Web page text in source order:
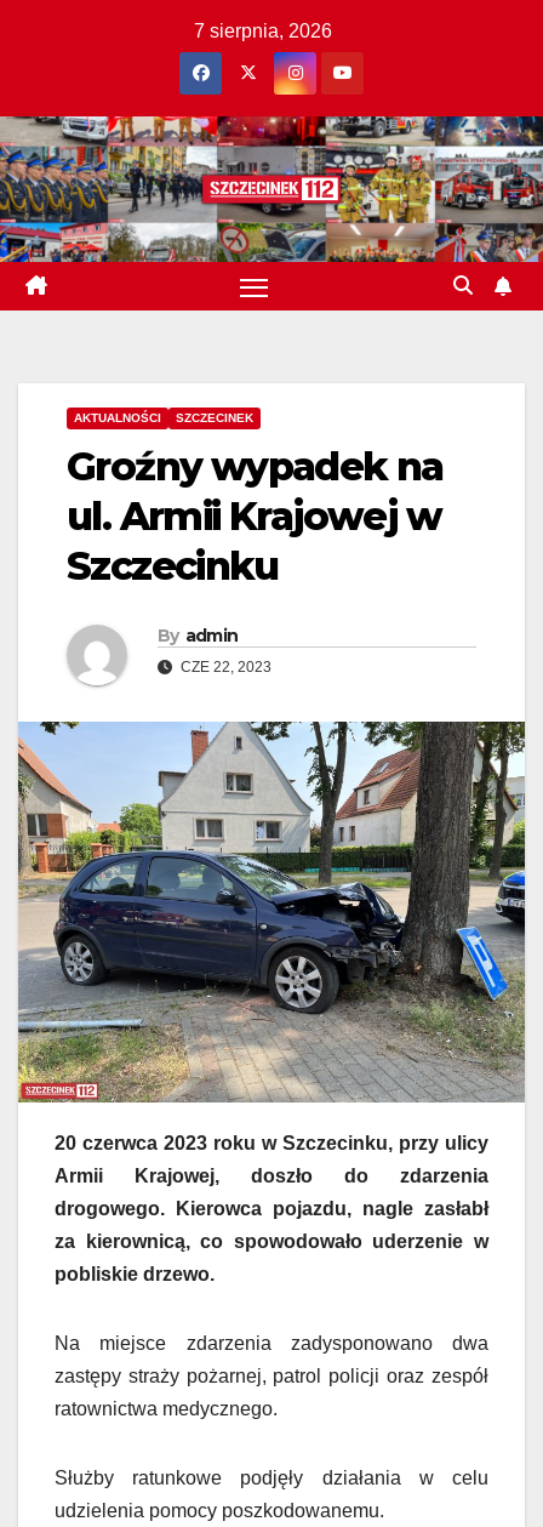
7 sierpnia, 2026
AKTUALNOŚCI SZCZECINEK
Groźny wypadek na
ul. Armii Krajowej w
Szczecinku
By admin
CZE 22, 2023
20 czerwca 2023 roku w Szczecinku, przy ulicy
Armii Krajowej, doszło do zdarzenia
drogowego. Kierowca pojazdu, nagle zasłabł
za kierownicą, co spowodowało uderzenie w
pobliskie drzewo.
Na miejsce zdarzenia zadysponowano dwa
zastępy straży pożarnej, patrol policji oraz zespół
ratownictwa medycznego.
Służby ratunkowe podjęły działania w celu
udzielenia pomocy poszkodowanemu.